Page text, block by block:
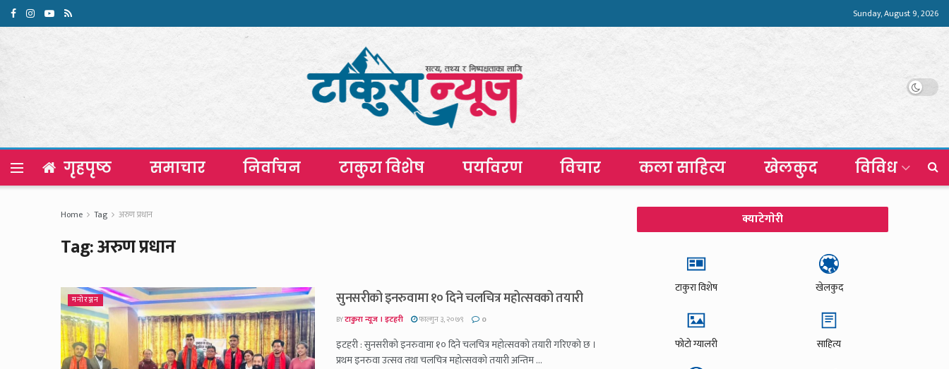
Sunday, August 9, 2026
गृहपृष्ठ समाचार निर्वाचन टाकुरा विशेष पर्यावरण विचार कला साहित्य खेलकुद विविध
Home Tag अरुण प्रधान
Tag:अरुण प्रधान
मनाेरञ्जन सुनसरीको इनरुवामा १० दिने चलचित्र महोत्सवको तयारी
BYटाकुरा न्यूज । इटहरी फाल्गुन ३, २०७९ 0
इटहरी : सुनसरीको इनरुवामा १० दिने चलचित्र महोत्सवको तयारी गरिएको छ ।
प्रथम इनरुवा उत्सव तथा चलचित्र महोत्सवको तयारी अन्तिम ...
क्याटेगाेरी
टाकुरा विशेष खेलकुद
फोटो ग्यालरी साहित्य